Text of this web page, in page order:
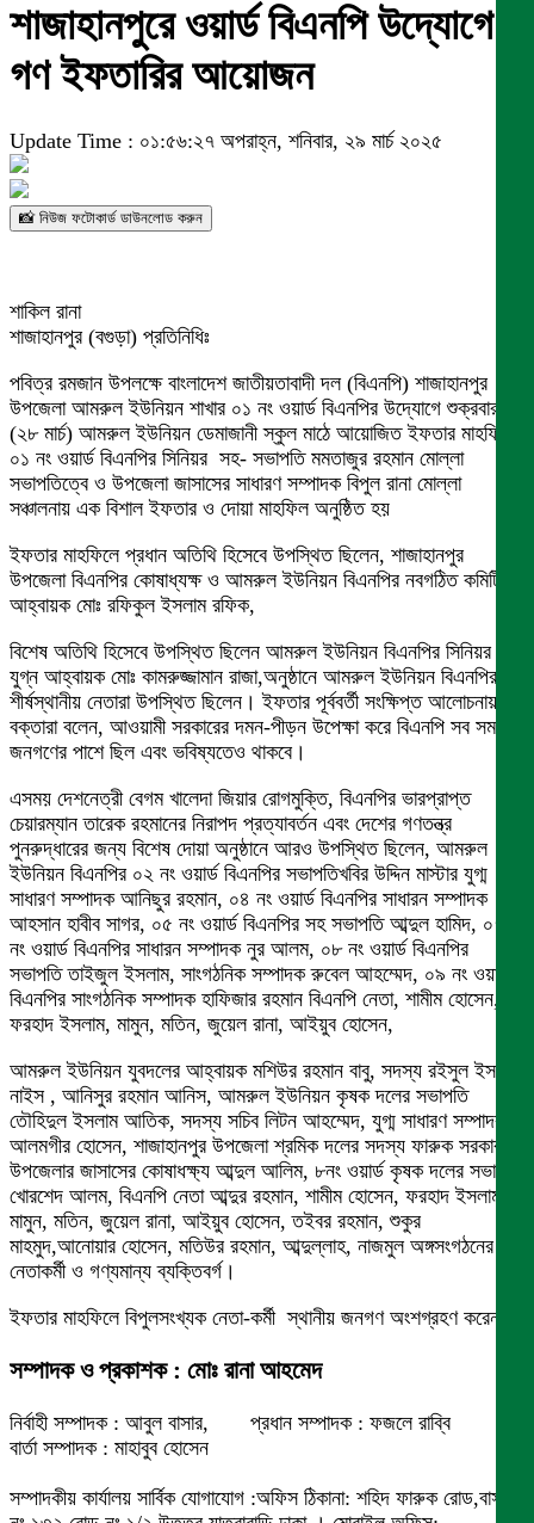
শাজাহানপুরে ওয়ার্ড বিএনপি উদ্যোগে
গণ ইফতারির আয়োজন
Update Time : ০১:৫৬:২৭ অপরাহ্ন, শনিবার, ২৯ মার্চ ২০২৫
📸 নিউজ ফটোকার্ড ডাউনলোড করুন
শাকিল রানা
শাজাহানপুর (বগুড়া) প্রতিনিধিঃ
পবিত্র রমজান উপলক্ষে বাংলাদেশ জাতীয়তাবাদী দল (বিএনপি) শাজাহানপুর
উপজেলা আমরুল ইউনিয়ন শাখার ০১ নং ওয়ার্ড বিএনপির উদ্যোগে শুক্রবার
(২৮ মার্চ) আমরুল ইউনিয়ন ডেমাজানী স্কুল মাঠে আয়োজিত ইফতার মাহফিলে
০১ নং ওয়ার্ড বিএনপির সিনিয়র সহ- সভাপতি মমতাজুর রহমান মোল্লা
সভাপতিত্বে ও উপজেলা জাসাসের সাধারণ সম্পাদক বিপুল রানা মোল্লা
সঞ্চালনায় এক বিশাল ইফতার ও দোয়া মাহফিল অনুষ্ঠিত হয়
ইফতার মাহফিলে প্রধান অতিথি হিসেবে উপস্থিত ছিলেন, শাজাহানপুর
উপজেলা বিএনপির কোষাধ্যক্ষ ও আমরুল ইউনিয়ন বিএনপির নবগঠিত কমিটির
আহ্বায়ক মোঃ রফিকুল ইসলাম রফিক,
বিশেষ অতিথি হিসেবে উপস্থিত ছিলেন আমরুল ইউনিয়ন বিএনপির সিনিয়র
যুগ্ন আহ্বায়ক মোঃ কামরুজ্জামান রাজা,অনুষ্ঠানে আমরুল ইউনিয়ন বিএনপির
শীর্ষস্থানীয় নেতারা উপস্থিত ছিলেন। ইফতার পূর্ববর্তী সংক্ষিপ্ত আলোচনায়
বক্তারা বলেন, আওয়ামী সরকারের দমন-পীড়ন উপেক্ষা করে বিএনপি সব সময়
জনগণের পাশে ছিল এবং ভবিষ্যতেও থাকবে।
এসময় দেশনেত্রী বেগম খালেদা জিয়ার রোগমুক্তি, বিএনপির ভারপ্রাপ্ত
চেয়ারম্যান তারেক রহমানের নিরাপদ প্রত্যাবর্তন এবং দেশের গণতন্ত্র
পুনরুদ্ধারের জন্য বিশেষ দোয়া অনুষ্ঠানে আরও উপস্থিত ছিলেন, আমরুল
ইউনিয়ন বিএনপির ০২ নং ওয়ার্ড বিএনপির সভাপতিখবির উদ্দিন মাস্টার যুগ্ম
সাধারণ সম্পাদক আনিছুর রহমান, ০৪ নং ওয়ার্ড বিএনপির সাধারন সম্পাদক
আহসান হাবীব সাগর, ০৫ নং ওয়ার্ড বিএনপির সহ সভাপতি আব্দুল হামিদ, ০৭
নং ওয়ার্ড বিএনপির সাধারন সম্পাদক নুর আলম, ০৮ নং ওয়ার্ড বিএনপির
সভাপতি তাইজুল ইসলাম, সাংগঠনিক সম্পাদক রুবেল আহম্মেদ, ০৯ নং ওয়ার্ড
বিএনপির সাংগঠনিক সম্পাদক হাফিজার রহমান বিএনপি নেতা, শামীম হোসেন,
ফরহাদ ইসলাম, মামুন, মতিন, জুয়েল রানা, আইয়ুব হোসেন,
আমরুল ইউনিয়ন যুবদলের আহ্বায়ক মশিউর রহমান বাবু, সদস্য রইসুল ইসলাম
নাইস , আনিসুর রহমান আনিস, আমরুল ইউনিয়ন কৃষক দলের সভাপতি
তৌহিদুল ইসলাম আতিক, সদস্য সচিব লিটন আহম্মেদ, যুগ্ম সাধারণ সম্পাদক
আলমগীর হোসেন, শাজাহানপুর উপজেলা শ্রমিক দলের সদস্য ফারুক সরকার,
উপজেলার জাসাসের কোষাধক্ষ্য আব্দুল আলিম, ৮নং ওয়ার্ড কৃষক দলের সভাপতি
খোরশেদ আলম, বিএনপি নেতা আব্দুর রহমান, শামীম হোসেন, ফরহাদ ইসলাম,
মামুন, মতিন, জুয়েল রানা, আইয়ুব হোসেন, তইবর রহমান, শুকুর
মাহমুদ,আনোয়ার হোসেন, মতিউর রহমান, আব্দুল্লাহ, নাজমুল অঙ্গসংগঠনের
নেতাকর্মী ও গণ্যমান্য ব্যক্তিবর্গ।
ইফতার মাহফিলে বিপুলসংখ্যক নেতা-কর্মী স্থানীয় জনগণ অংশগ্রহণ করেন।
সম্পাদক ও প্রকাশক : মোঃ রানা আহমেদ
নির্বাহী সম্পাদক : আবুল বাসার, প্রধান সম্পাদক : ফজলে রাব্বি
বার্তা সম্পাদক : মাহাবুব হোসেন
সম্পাদকীয় কার্যালয় সার্বিক যোগাযোগ :অফিস ঠিকানা: শহিদ ফারুক রোড,বাসা